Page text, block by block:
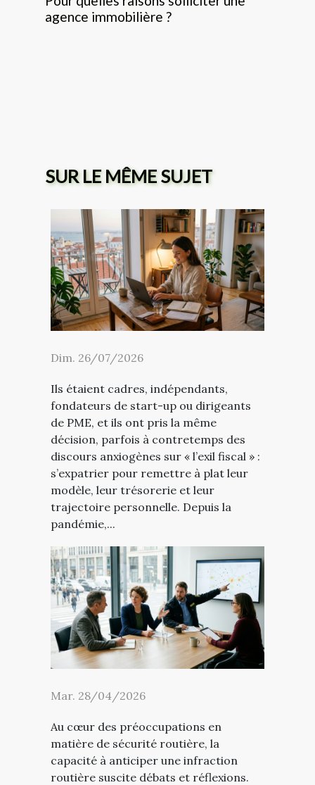
agence immobilière ?
SUR LE MÊME SUJET
Dim. 26/07/2026
Ils étaient cadres, indépendants,
fondateurs de start-up ou dirigeants
de PME, et ils ont pris la même
décision, parfois à contretemps des
discours anxiogènes sur « l’exil fiscal » :
s’expatrier pour remettre à plat leur
modèle, leur trésorerie et leur
trajectoire personnelle. Depuis la
pandémie,...
Mar. 28/04/2026
Au cœur des préoccupations en
matière de sécurité routière, la
capacité à anticiper une infraction
routière suscite débats et réflexions.